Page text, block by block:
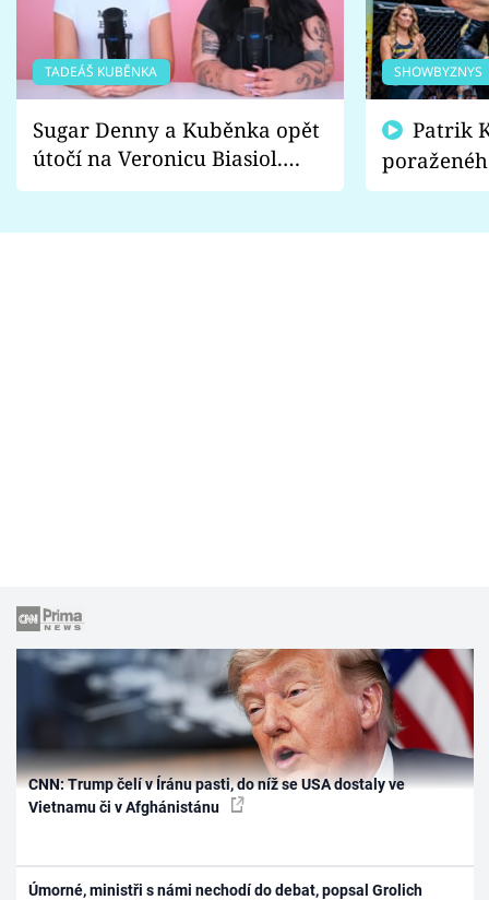
TADEÁŠ KUBĚNKA
Sugar Denny a Kuběnka opět
útočí na Veronicu Biasiol.
Proč je podle nich falešná a
SHOWBYZNYS
fanoušci
CNN: Trump čelí v Íránu pasti, do níž se USA dostaly ve
Vietnamu či v Afghánistánu
Úmorné, ministři s námi nechodí do debat, popsal Grolich